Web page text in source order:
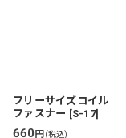
フリーサイズコイル
ファスナー [S-17]
660円 (税込)